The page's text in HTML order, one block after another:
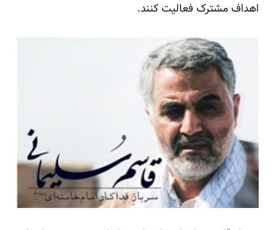
اهداف مشترک فعالیت کنند.